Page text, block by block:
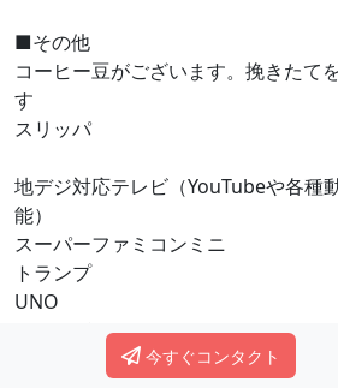
■その他
コーヒー豆がございます。挽きたて
す
スリッパ
地デジ対応テレビ（YouTubeや各種
能）
スーパーファミコンミニ
トランプ
UNO
黒ひげ危機一髪今すぐコンタクト